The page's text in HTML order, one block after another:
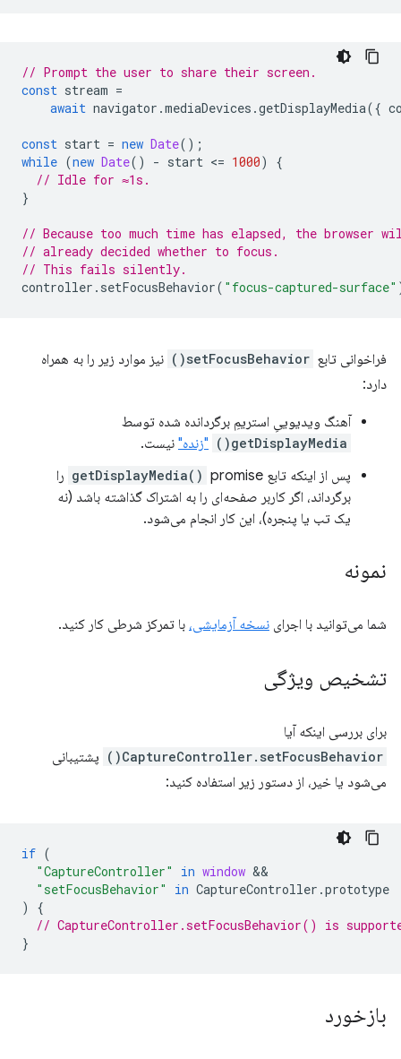
// Prompt the user to share their screen.
const stream =
await navigator .mediaDevices .getDisplayMedia({
const start = new Date();
while (new Date() - start <= 1000)
{
// Idle for ≈1s.
}
// Because too much time has elapsed, the browser
// already decided whether to focus.
// This fails silently.
controller . setFocusBehavior( "focus-captured-surface"
فراخوانی تابع setFocusBehavior()
نیز موارد زیر را به همراه
دارد:
آهنگ ویدیوییِ استریمِ برگردانده شده توسط
getDisplayMedia() "زنده" نیست.
پس از اینکه تابع
getDisplayMedia() promise را
برگرداند، اگر کاربر صفحه‌ای را به اشتراک گذاشته باشد (نه
یک تب یا پنجره)، این کار انجام می‌شود.
نمونه
شما می‌توانید با اجرای نسخه آزمایشی، با تمرکز شرطی کار کنید.
تشخیص ویژگی
برای بررسی اینکه آیا
CaptureController.setFocusBehavior()
پشتیبانی
می‌شود یا خیر، از دستور زیر استفاده کنید:
if (
"CaptureController"
in window
"setFocusBehavior"
in CaptureController .prototype
)
{
// CaptureController.setFocusBehavior() is
}
بازخورد